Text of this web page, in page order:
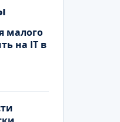
малого
на IT в